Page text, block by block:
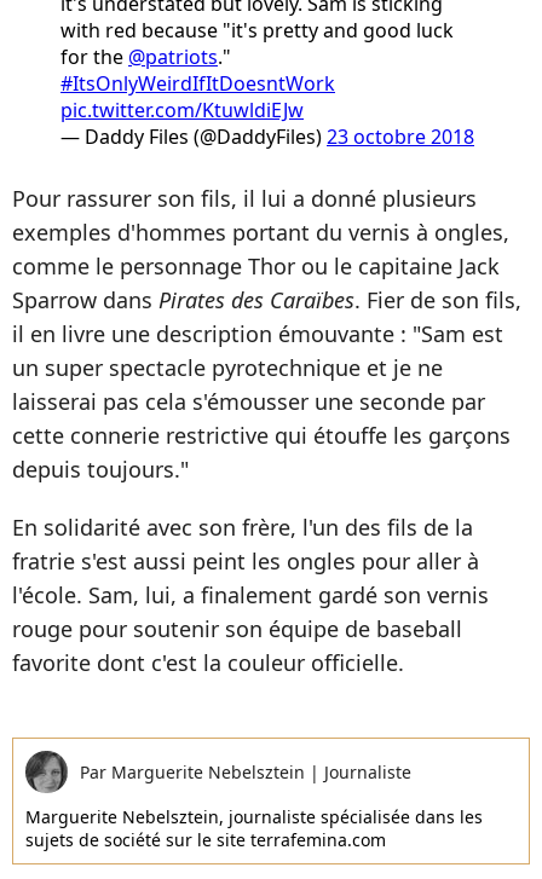
with red because "it's pretty and good luck
for the @patriots."
#ItsOnlyWeirdIfItDoesntWork
pic.twitter.com/KtuwldiEJw
— Daddy Files (@DaddyFiles)23 octobre 2018
Pour rassurer son fils, il lui a donné plusieurs
exemples d'hommes portant du vernis à ongles,
comme le personnage Thor ou le capitaine Jack
Sparrow dans Pirates des Caraïbes. Fier de son fils,
il en livre une description émouvante : "Sam est
un super spectacle pyrotechnique et je ne
laisserai pas cela s'émousser une seconde par
cette connerie restrictive qui étouffe les garçons
depuis toujours."
En solidarité avec son frère, l'un des fils de la
fratrie s'est aussi peint les ongles pour aller à
l'école. Sam, lui, a finalement gardé son vernis
rouge pour soutenir son équipe de baseball
favorite dont c'est la couleur officielle.
Par Marguerite Nebelsztein | Journaliste
Marguerite Nebelsztein, journaliste spécialisée dans les
sujets de société sur le site terrafemina.com